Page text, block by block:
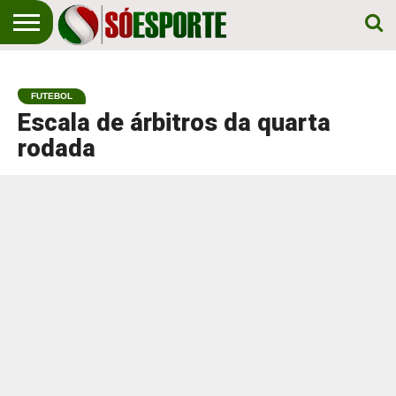
EM
PRIMEIRO
LUGAR!
ESPORTE
FUTEBOL
Escala de árbitros da quarta
rodada